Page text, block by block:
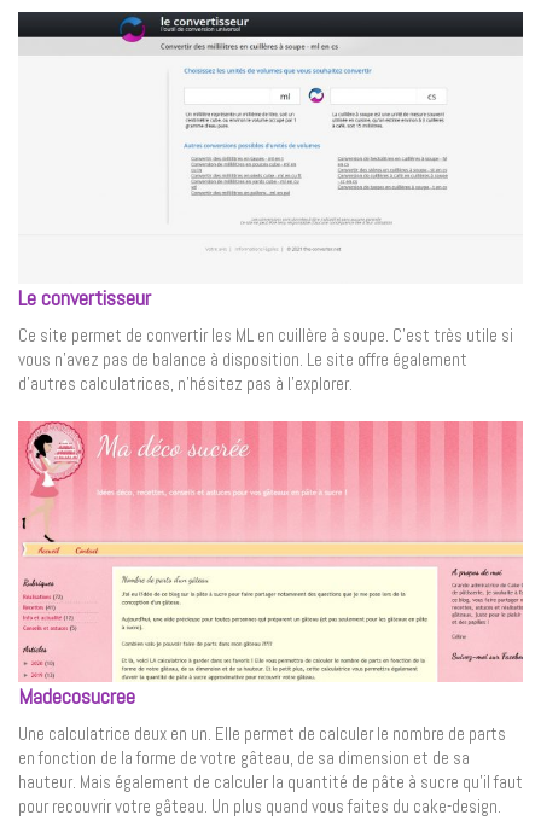
Le convertisseur
Ce site permet de convertir les ML en cuillère à soupe. C’est très utile si
vous n’avez pas de balance à disposition. Le site offre également
d’autres calculatrices, n’hésitez pas à l’explorer.
Madecosucree
Une calculatrice deux en un. Elle permet de calculer le nombre de parts
en fonction de la forme de votre gâteau, de sa dimension et de sa
hauteur. Mais également de calculer la quantité de pâte à sucre qu’il faut
pour recouvrir votre gâteau. Un plus quand vous faites du cake-design.